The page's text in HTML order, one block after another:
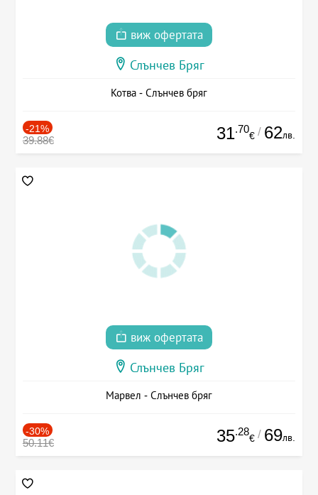
виж офертата
Слънчев Бряг
Котва - Слънчев бряг
-21%
39.88€ 31.70
€ / 62лв.
виж офертата
Слънчев Бряг
Марвел - Слънчев бряг
-30%
50.11€ 35.28
€ / 69лв.